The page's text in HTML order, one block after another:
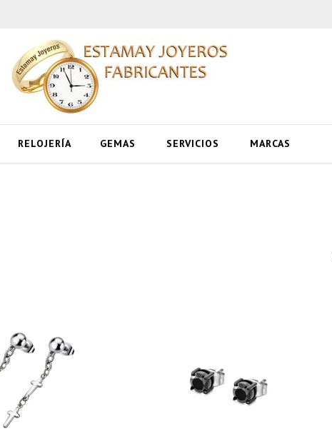
RELOJERÍA GEMAS SERVICIOS MARCAS